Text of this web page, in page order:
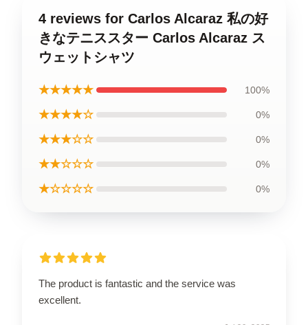
4 reviews for Carlos Alcaraz 私の好
きなテニススター Carlos Alcaraz ス
ウェットシャツ
★★★★★ 100%
★★★★☆ 0%
★★★☆☆ 0%
★★☆☆☆ 0%
★☆☆☆☆ 0%
The product is fantastic and the service was
excellent.